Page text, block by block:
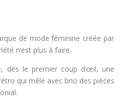
de mode féminine créée par
n’est plus à faire.
dès le premier coup d’œil, une
qui mêle avec brio des pièces